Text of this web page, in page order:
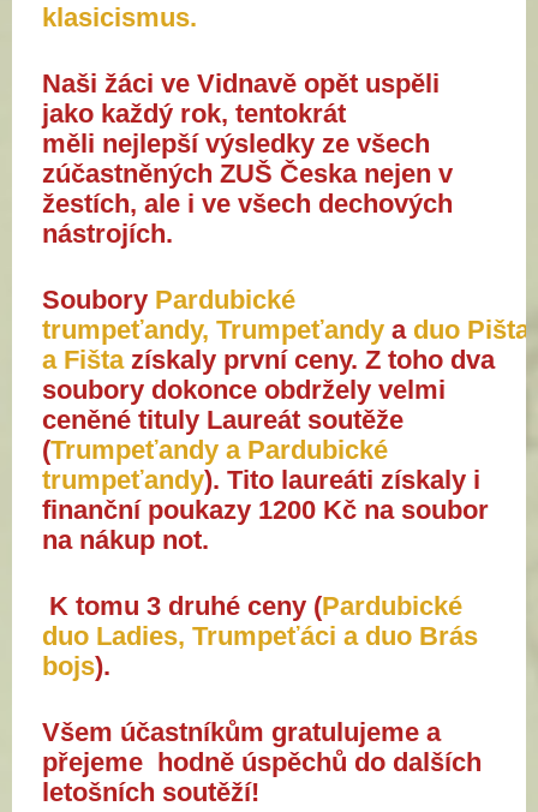
klasicismus.
Naši žáci ve Vidnavě opět uspěli
jako každý rok, tentokrát
měli nejlepší výsledky ze všech
zúčastněných ZUŠ Česka nejen v
žestích, ale i ve všech dechových
nástrojích.
Soubory Pardubické
trumpeťandy, Trumpeťandy a duo Pišta
a Fišta získaly první ceny. Z toho dva
soubory dokonce obdržely velmi
ceněné tituly Laureát soutěže
(Trumpeťandy a Pardubické
trumpeťandy). Tito laureáti získaly i
finanční poukazy 1200 Kč na soubor
na nákup not.
K tomu 3 druhé ceny (Pardubické
duo Ladies, Trumpeťáci a duo Brás
bojs).
Všem účastníkům gratulujeme a
přejeme hodně úspěchů do dalších
letošních soutěží!